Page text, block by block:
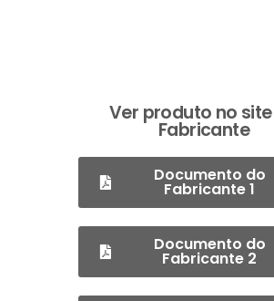
Ver produto no
Fabricante
Documento do
Fabricante 1
Documento do
Fabricante 2